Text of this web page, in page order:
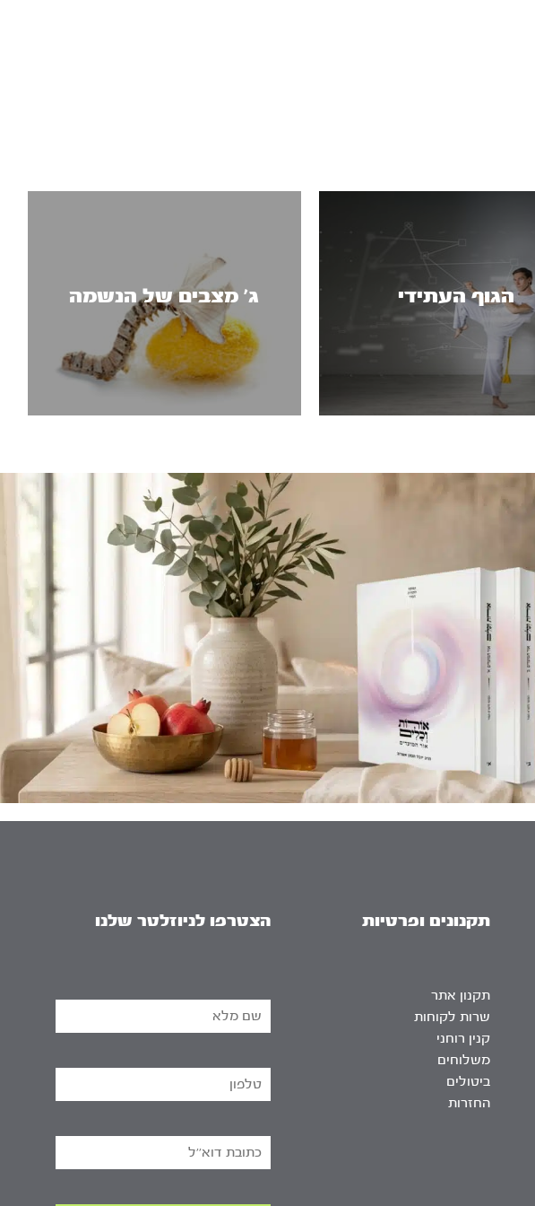
הגוף העתידי ג' מצבים של הנשמה
תקנונים ופרטיות
תקנון אתר
שרות לקוחות
קנין רוחני
משלוחים
ביטולים
החזרות
הצטרפו לניוזלטר שלנו